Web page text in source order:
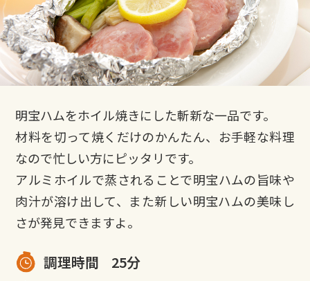
明宝ハムをホイル焼きにした斬新な一品です。
材料を切って焼くだけのかんたん、お手軽な料理
なので忙しい方にピッタリです。
アルミホイルで蒸されることで明宝ハムの旨味や
肉汁が溶け出して、また新しい明宝ハムの美味し
さが発見できますよ。
調理時間
25分